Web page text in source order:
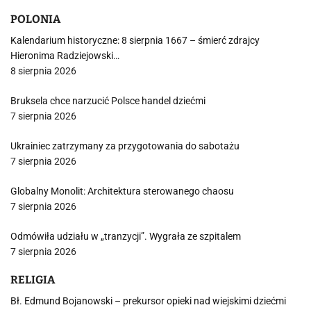
POLONIA
Kalendarium historyczne: 8 sierpnia 1667 – śmierć zdrajcy
Hieronima Radziejowski…
8 sierpnia 2026
Bruksela chce narzucić Polsce handel dziećmi
7 sierpnia 2026
Ukrainiec zatrzymany za przygotowania do sabotażu
7 sierpnia 2026
Globalny Monolit: Architektura sterowanego chaosu
7 sierpnia 2026
Odmówiła udziału w „tranzycji”. Wygrała ze szpitalem
7 sierpnia 2026
RELIGIA
Bł. Edmund Bojanowski – prekursor opieki nad wiejskimi dziećmi